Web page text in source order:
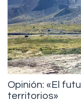
Opinión: «El
territorios»